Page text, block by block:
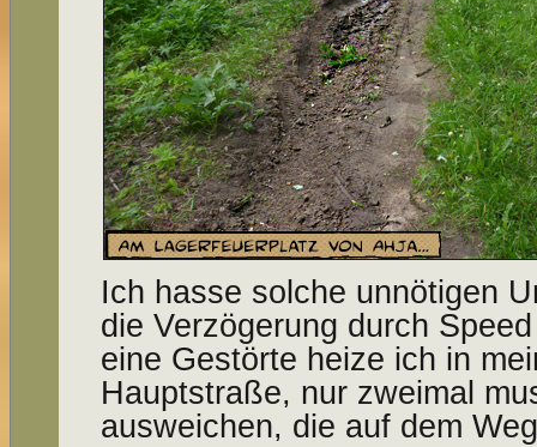
Ich hasse solche unnötigen
die Verzögerung durch
eine Gestörte heize ich in
Hauptstraße, nur zweimal
ausweichen, die auf dem